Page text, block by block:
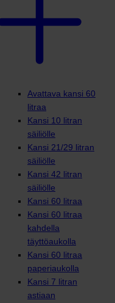
Avattava kansi 60
litraa
Kansi 10 litran
säiliölle
Kansi 21/29 litran
säiliölle
Kansi 42 litran
säiliölle
Kansi 60 litraa
Kansi 60 litraa
kahdella
täyttöaukolla
Kansi 60 litraa
paperiaukolla
Kansi 7 litran
astiaan